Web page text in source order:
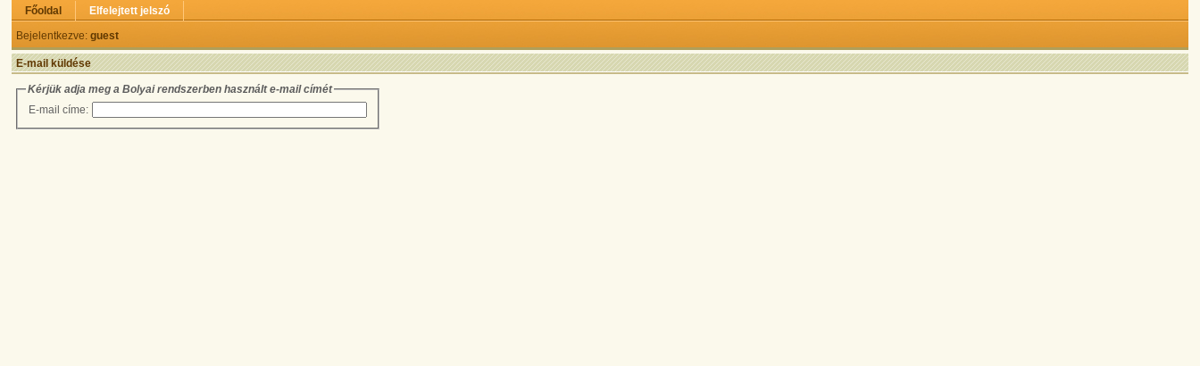
Főoldal
Elfelejtett jelszó
Bejelentkezve:guest
E-mail küldése
Kérjük adja meg a Bolyai rendszerben használt e-mail címét
E-mail címe: